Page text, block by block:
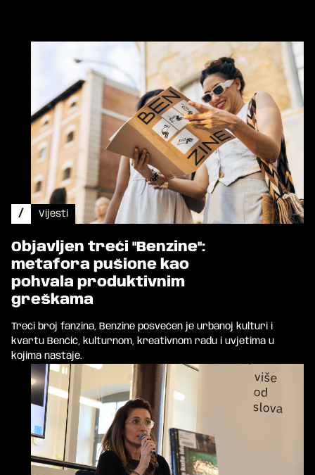
/ Vijesti
Objavljen treći "Benzine":
metafora pušione kao
pohvala produktivnim
greškama
Treći broj fanzina, Benzine posvećen je urbanoj kulturi i
kvartu Benčić, kulturnom, kreativnom radu i uvjetima u
kojima nastaje.